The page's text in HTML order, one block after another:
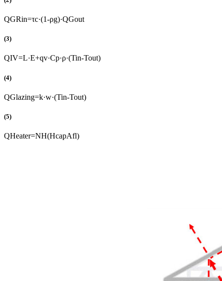
QGRin=τc·(1-ρg)·QGout
(3)
QIV=L·E+qv·Cp·ρ·(Tin-Tout)
(4)
QGlazing=k·w·(Tin-Tout)
(5)
QHeater=NH(HcapAfl)